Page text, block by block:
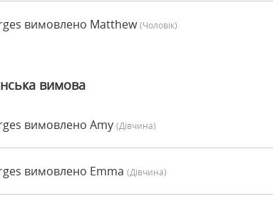
вимовлено Matthew(чоловік)
вимова
вимовлено Amy (дівчина)
вимовлено Emma (дівчина)